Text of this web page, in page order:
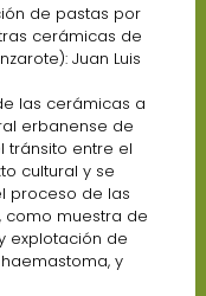
de pastas por
cerámicas de
Juan Luis
las cerámicas a
erbanense de
tránsito entre el
cultural y se
proceso de las
como muestra de
explotación de
y